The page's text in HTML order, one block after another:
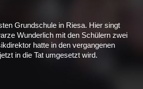
Grundschule in Riesa. Hier singt
Wunderlich mit den Schülern zwei
hatte in den vergangenen
in die Tat umgesetzt wird.